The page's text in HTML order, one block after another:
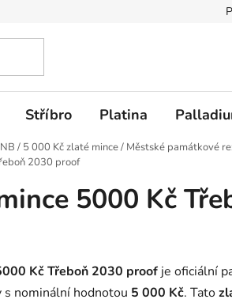
Stříbro Platina
/ 5 000 Kč zlaté mince/ Městské památkové
2030 proof
5000 Kč
Kč Třeboň 2030 proof je oficiální
s nominální hodnotou 5 000 Kč. Tato